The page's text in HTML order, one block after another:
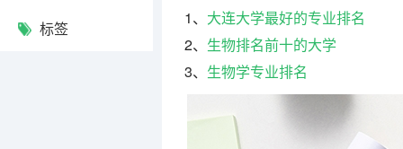
标签
1、 大连大学最好的专业排名
2、 生物排名前十的大学
3、 生物学专业排名